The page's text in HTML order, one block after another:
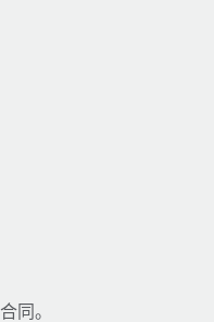
同。